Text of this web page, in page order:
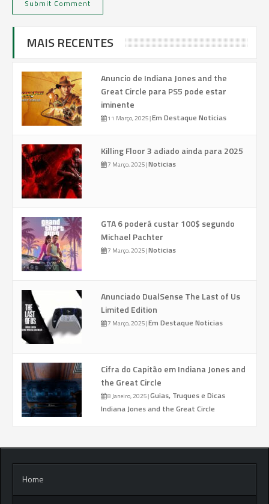
MAIS RECENTES
Anuncio de Indiana Jones and the
Great Circle para PS5 pode estar
iminente
11 Março, 2025|Em Destaque Noticias
Killing Floor 3 adiado ainda para 2025
7 Março, 2025|Noticias
GTA 6 poderá custar 100$ segundo
Michael Pachter
7 Março, 2025|Noticias
Anunciado DualSense The Last of Us
Limited Edition
7 Março, 2025|Em Destaque Noticias
Cifra do Capitão em Indiana Jones and
the Great Circle
8 Janeiro, 2025|Guias, Truques e Dicas
Indiana Jones and the Great Circle
Home